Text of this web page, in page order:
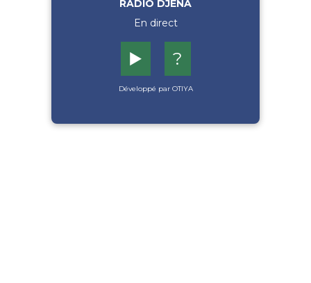
RADIO DJENA
En direct
▶️ ?
Développé par OTIYA